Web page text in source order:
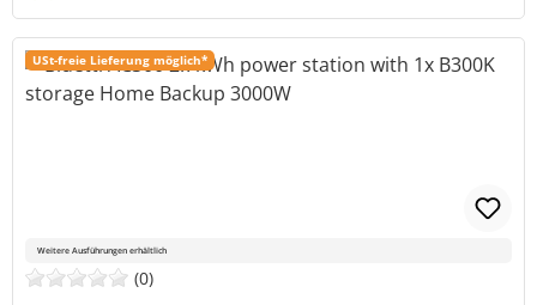
USt-freie Lieferung möglich*
Weitere Ausführungen erhältlich
(0)